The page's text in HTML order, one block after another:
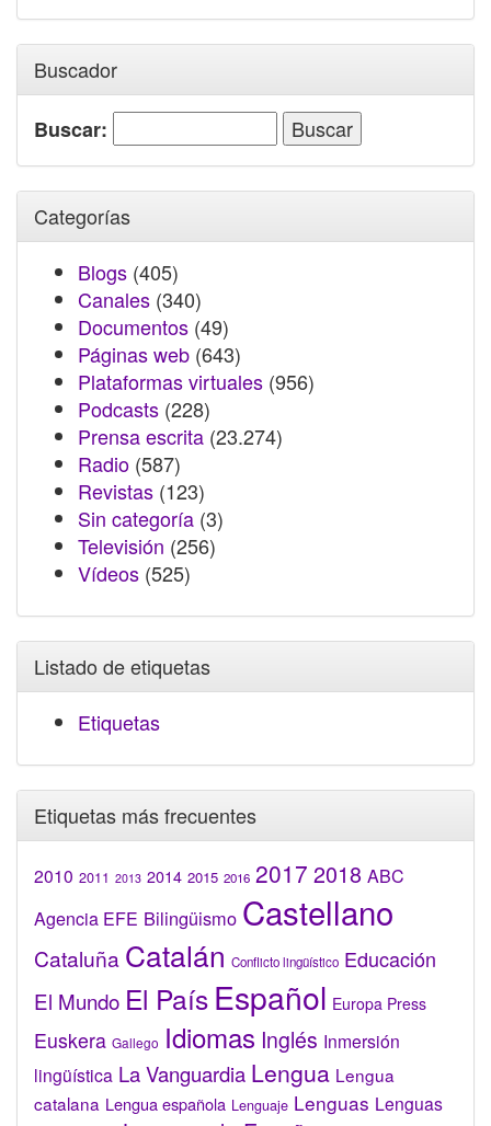
Buscador
Buscar:
Categorías
Blogs (405)
Canales (340)
Documentos (49)
Páginas web (643)
Plataformas virtuales (956)
Podcasts (228)
Prensa escrita (23.274)
Radio (587)
Revistas (123)
Sin categoría (3)
Televisión (256)
Vídeos (525)
Listado de etiquetas
Etiquetas
Etiquetas más frecuentes
2010 2011 2013 2014 2015 2016 2017 2018 ABC
Agencia EFE Bilingüismo Castellano
Cataluña Catalán Conflicto lingüístico Educación
El Mundo El País Español Europa Press
Euskera Gallego Idiomas Inglés Inmersión
lingüística La Vanguardia Lengua Lengua
catalana Lengua española Lenguaje Lenguas Lenguas